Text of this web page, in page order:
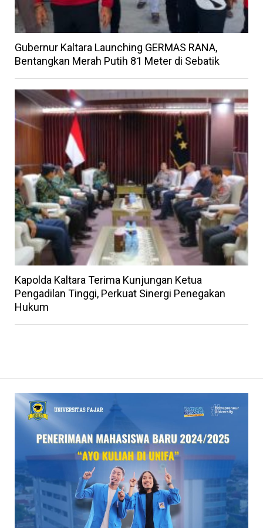
Gubernur Kaltara Launching GERMAS RANA,
Bentangkan Merah Putih 81 Meter di Sebatik
Kapolda Kaltara Terima Kunjungan Ketua
Pengadilan Tinggi, Perkuat Sinergi Penegakan
Hukum